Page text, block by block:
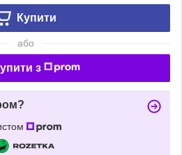
Купити
або
з